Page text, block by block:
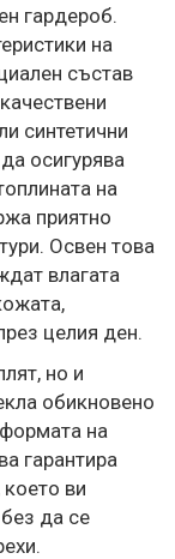
гардероб.
на
състав
синтетични
осигурява
на
приятно
Освен това
влагата
целия ден.
но и
обикновено
на
гарантира
ви
да се